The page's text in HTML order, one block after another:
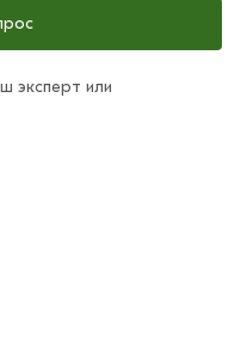
эксперт или